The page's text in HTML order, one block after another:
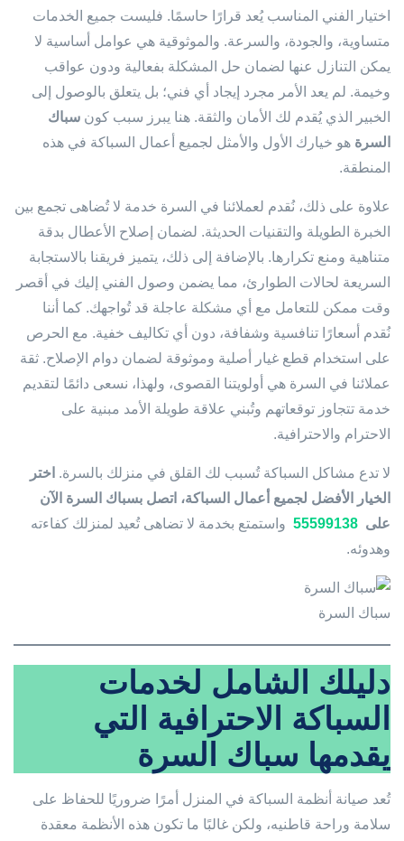
اختيار الفني المناسب يُعد قرارًا حاسمًا. فليست جميع الخدمات
متساوية، والجودة، والسرعة. والموثوقية هي عوامل أساسية لا
يمكن التنازل عنها لضمان حل المشكلة بفعالية ودون عواقب
وخيمة. لم يعد الأمر مجرد إيجاد أي فني؛ بل يتعلق بالوصول إلى
الخبير الذي يُقدم لك الأمان والثقة. هنا يبرز سبب كون سباك
السرة هو خيارك الأول والأمثل لجميع أعمال السباكة في هذه
المنطقة.
علاوة على ذلك، نُقدم لعملائنا في السرة خدمة لا تُضاهى تجمع بين
الخبرة الطويلة والتقنيات الحديثة. لضمان إصلاح الأعطال بدقة
متناهية ومنع تكرارها. بالإضافة إلى ذلك، يتميز فريقنا بالاستجابة
السريعة لحالات الطوارئ، مما يضمن وصول الفني إليك في أقصر
وقت ممكن للتعامل مع أي مشكلة عاجلة قد تُواجهك. كما أننا
نُقدم أسعارًا تنافسية وشفافة، دون أي تكاليف خفية. مع الحرص
على استخدام قطع غيار أصلية وموثوقة لضمان دوام الإصلاح. ثقة
عملائنا في السرة هي أولويتنا القصوى، ولهذا، نسعى دائمًا لتقديم
خدمة تتجاوز توقعاتهم وتُبني علاقة طويلة الأمد مبنية على
الاحترام والاحترافية.
لا تدع مشاكل السباكة تُسبب لك القلق في منزلك بالسرة. اختر
الخيار الأفضل لجميع أعمال السباكة، اتصل بسباك السرة الآن
على 55599138 واستمتع بخدمة لا تضاهى تُعيد لمنزلك كفاءته
وهدوئه.
سباك السرة
دليلك الشامل لخدمات
السباكة الاحترافية التي
يقدمها سباك السرة
تُعد صيانة أنظمة السباكة في المنزل أمرًا ضروريًا للحفاظ على
سلامة وراحة قاطنيه، ولكن غالبًا ما تكون هذه الأنظمة معقدة